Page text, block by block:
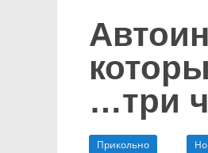
…три
Прикольно